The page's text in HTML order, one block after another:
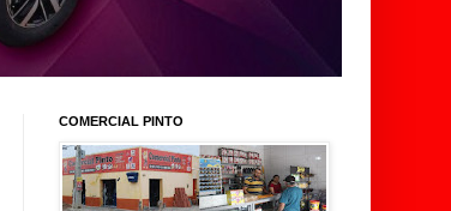
COMERCIAL PINTO